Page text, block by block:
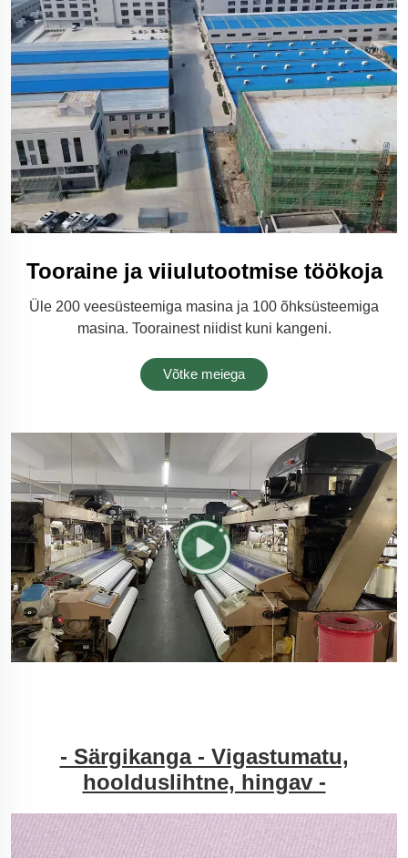
Tooraine ja viiulutootmise töökoja
Üle 200 veesüsteemiga masina ja 100 õhksüsteemiga
masina. Toorainest niidist kuni kangeni.
Võtke meiega
- Särgikanga - Vigastumatu,
hoolduslihtne, hingav -